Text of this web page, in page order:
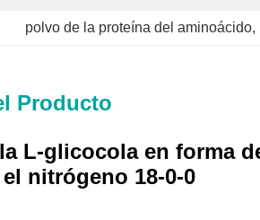
polvo de la proteína del aminoácido,
Producto
L-glicocola en forma
nitrógeno 18-0-0